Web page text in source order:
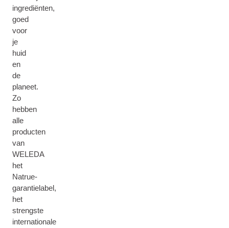
ingrediënten,
goed
voor
je
huid
en
de
planeet.
Zo
hebben
alle
producten
van
WELEDA
het
Natrue-
garantielabel,
het
strengste
internationale